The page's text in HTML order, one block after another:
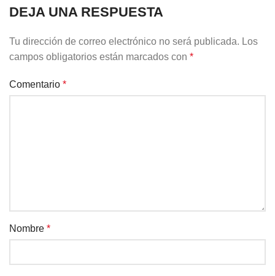
DEJA UNA RESPUESTA
Tu dirección de correo electrónico no será publicada. Los
campos obligatorios están marcados con *
Comentario *
Nombre *